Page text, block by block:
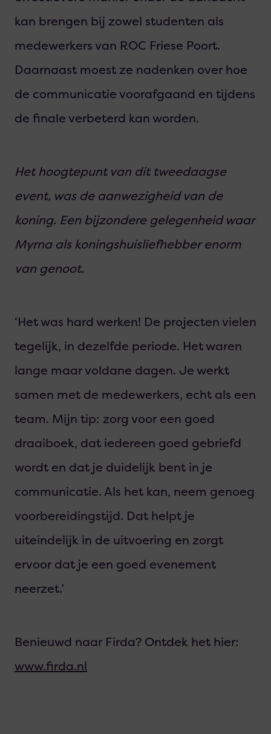
kan brengen bij zowel studenten als
medewerkers van ROC Friese Poort.
Daarnaast moest ze nadenken over hoe
de communicatie voorafgaand en tijdens
de finale verbeterd kan worden.
Het hoogtepunt van dit tweedaagse
event, was de aanwezigheid van de
koning. Een bijzondere gelegenheid waar
Myrna als koningshuisliefhebber enorm
van genoot.
‘Het was hard werken! De projecten vielen
tegelijk, in dezelfde periode. Het waren
lange maar voldane dagen. Je werkt
samen met de medewerkers, echt als een
team. Mijn tip: zorg voor een goed
draaiboek, dat iedereen goed gebriefd
wordt en dat je duidelijk bent in je
communicatie. Als het kan, neem genoeg
voorbereidingstijd. Dat helpt je
uiteindelijk in de uitvoering en zorgt
ervoor dat je een goed evenement
neerzet.’
Benieuwd naar Firda? Ontdek het hier:
www.firda.nl